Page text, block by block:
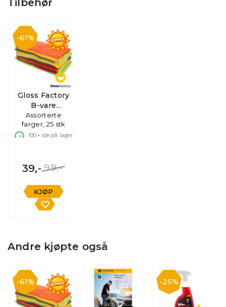
Tilbehør
61%
Gloss Factory
B-vare
Mikrofiberkluter
Assorterte
farger, 25 stk
100+ stk på lager
99,-
39,-
KJØP
Andre kjøpte også
61% 25%